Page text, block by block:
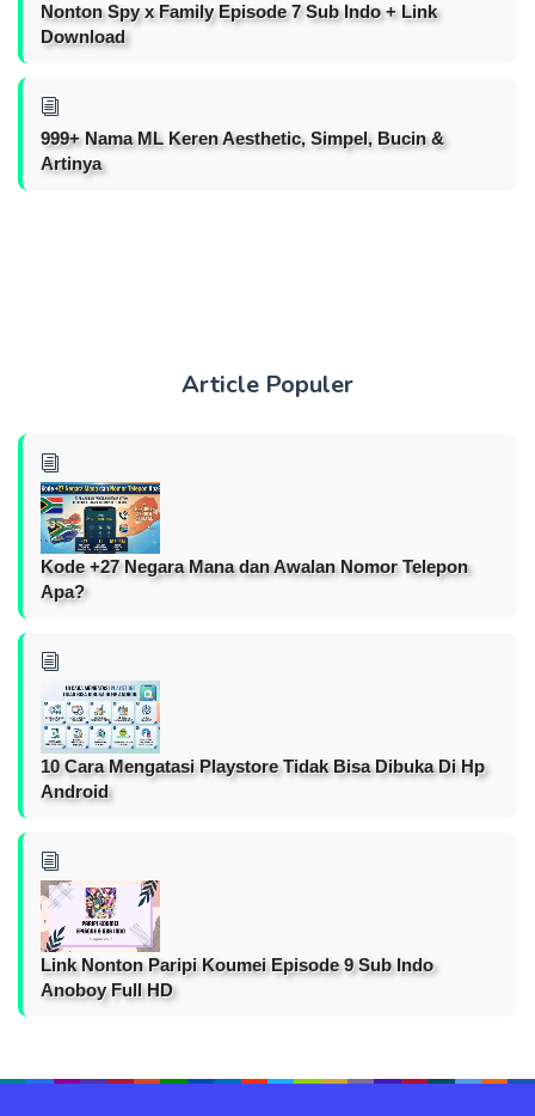
Nonton Spy x Family Episode 7 Sub Indo + Link
Download
999+ Nama ML Keren Aesthetic, Simpel, Bucin &
Artinya
Article Populer
Kode +27 Negara Mana dan Awalan Nomor Telepon
Apa?
10 Cara Mengatasi Playstore Tidak Bisa Dibuka Di Hp
Android
Link Nonton Paripi Koumei Episode 9 Sub Indo
Anoboy Full HD